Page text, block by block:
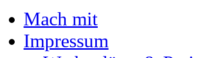
Mach mit
Impressum